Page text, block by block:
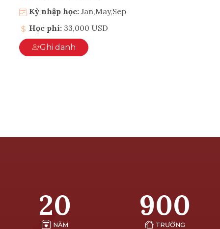
Kỳ nhập học: Jan,May,Sep
Học phí: 33,000 USD
Ghi danh
20
NĂM
900
TRƯỜNG